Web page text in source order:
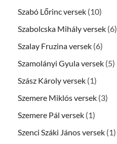
Szabó Lőrinc versek (10)
Szabolcska Mihály versek (6)
Szalay Fruzina versek (6)
Szamolányi Gyula versek (5)
Szász Károly versek (1)
Szemere Miklós versek (3)
Szemere Pál versek (1)
Szenci Száki János versek (1)